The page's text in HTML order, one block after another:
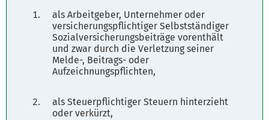
als Arbeitgeber, Unternehmer oder
versicherungspflichtiger Selbstständiger
Sozialversicherungsbeiträge vorenthält
und zwar durch die Verletzung seiner
Melde-, Beitrags- oder
Aufzeichnungspflichten,
als Steuerpflichtiger Steuern hinterzieht
oder verkürzt,
Öffnungszeiten
Mo. - Do. 08.00 - 12.00 Uhr
Parkplätze